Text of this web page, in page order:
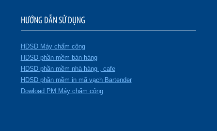
HƯỚNG DẪN SỬ DỤNG
HDSD Máy chấm công
HDSD phần mềm bán hàng
HDSD phần mềm nhà hàng , cafe
HDSD phần mềm in mã vạch Bartender
Dowload PM Máy chấm công